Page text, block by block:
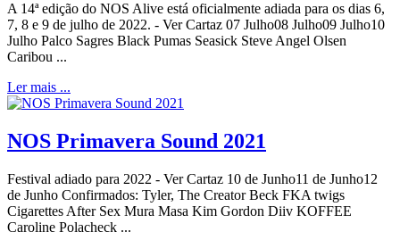
A 14ª edição do NOS Alive está oficialmente adiada para os dias 6,
7, 8 e 9 de julho de 2022. - Ver Cartaz 07 Julho08 Julho09 Julho10
Julho Palco Sagres Black Pumas Seasick Steve Angel Olsen
Caribou ...
Ler mais ...
NOS Primavera Sound 2021
Festival adiado para 2022 - Ver Cartaz 10 de Junho11 de Junho12
de Junho Confirmados: Tyler, The Creator Beck FKA twigs
Cigarettes After Sex Mura Masa Kim Gordon Diiv KOFFEE
Caroline Polacheck ...